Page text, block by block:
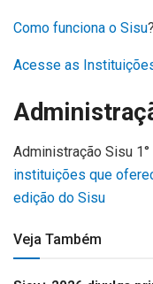
Como funciona o Sisu?
Acesse as
Administração Sisu
instituições que
edição do Sisu
Veja Também